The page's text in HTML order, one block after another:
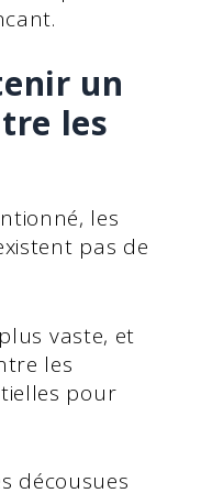
un
les
les
pas de
vaste, et
les
pour
décousues